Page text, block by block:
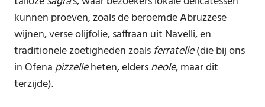
kunnen proeven, zoals de beroemde Abruzzese
wijnen, verse olijfolie, saffraan uit Navelli, en
traditionele zoetigheden zoals ferratelle(die bij ons
in Ofenapizzelleheten, eldersneole, maar dit
terzijde).